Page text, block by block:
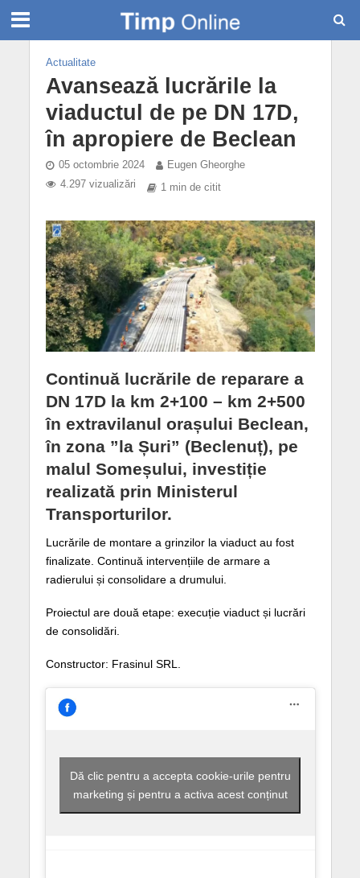
Actualitate
Avansează lucrările la
viaductul de pe DN 17D,
în apropiere de Beclean
05 octombrie 2024
Eugen Gheorghe
4.297 vizualizări
1 min de citit
Continuă lucrările de reparare a
DN 17D la km 2+100 – km 2+500
în extravilanul orașului Beclean,
în zona ”la Șuri” (Beclenuț), pe
malul Someșului, investiție
realizată prin Ministerul
Transporturilor.
Lucrările de montare a grinzilor la viaduct au fost
finalizate. Continuă intervențiile de armare a
radierului și consolidare a drumului.
Proiectul are două etape: execuție viaduct și lucrări
de consolidări.
Constructor: Frasinul SRL.
Dă clic pentru a accepta cookie-urile pentru
marketing și pentru a activa acest conținut